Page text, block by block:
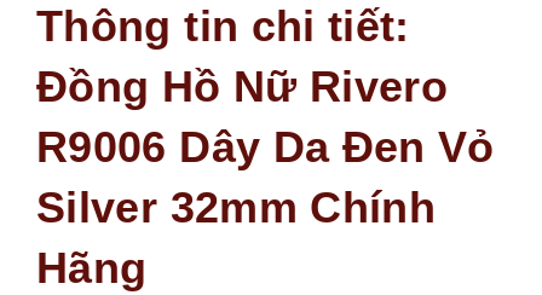
Thông tin chi tiết:
Đồng Hồ Nữ Rivero
R9006 Dây Da Đen Vỏ
Silver 32mm Chính
Hãng